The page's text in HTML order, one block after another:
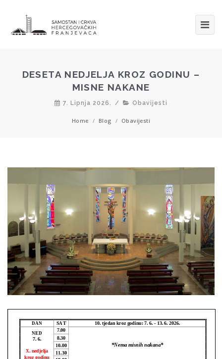
DESETA NEDJELJA KROZ GODINU –
MISNE NAKANE
7. Lipnja 2026. / Obavijesti
Home / Blog / Obavijesti